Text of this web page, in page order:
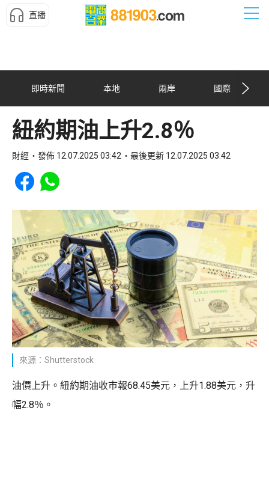
直播
即時新聞 本地 兩岸 國際
紐約期油上升2.8％
財經 發佈 12.07.2025 03:42 最後更新 12.07.2025 03:42
Share to Facebook
Share to WhatsApp
來源：Shutterstock
油價上升。紐約期油收巿報68.45美元，上升1.88美元，升
幅2.8％。